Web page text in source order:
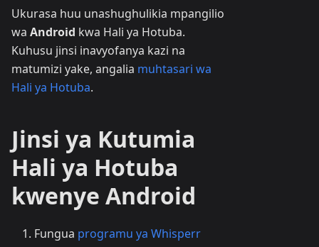
Ukurasa huu unashughulikia mpangilio
wa Android kwa Hali ya Hotuba.
Kuhusu jinsi inavyofanya kazi na
matumizi yake, angalia muhtasari wa
Hali ya Hotuba.
Jinsi ya Kutumia
Hali ya Hotuba
kwenye Android
Fungua programu ya Whisperr